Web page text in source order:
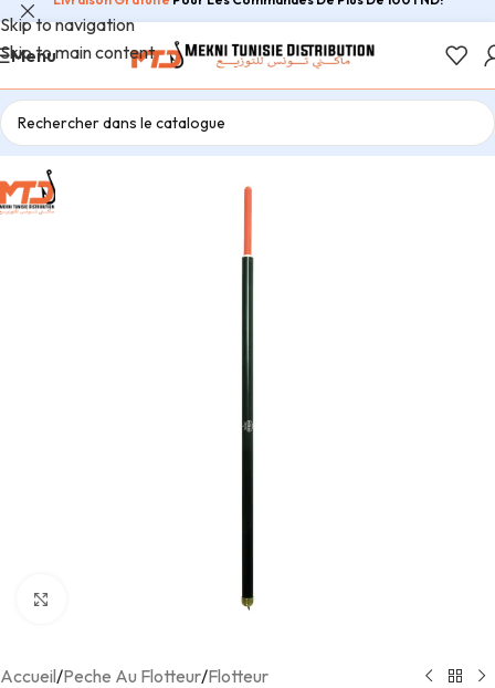
Skip to navigation
Skip to main content
Menu
Accueil/Peche Au Flotteur/Flotteur